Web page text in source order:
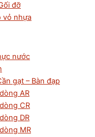
đỡ
vỏ nhựa
nước
gạt – Bàn đạp
AR
CR
DR
MR